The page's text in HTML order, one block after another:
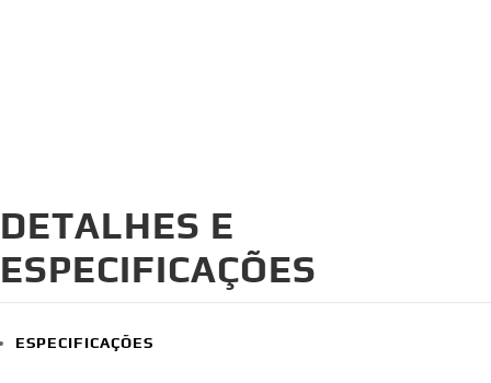
DETALHES E
ESPECIFICAÇÕES
ESPECIFICAÇÕES